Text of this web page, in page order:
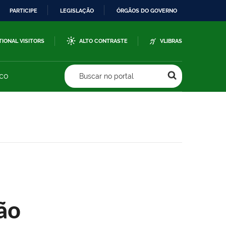
PARTICIPE LEGISLAÇÃO ÓRGÃOS DO GOVERNO
VISITORS ALTO CONTRASTE VLIBRAS
Buscar no portal